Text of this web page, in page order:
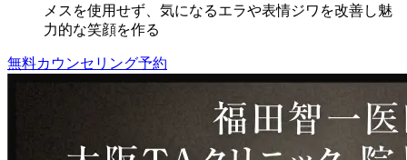
メスを使用せず、気になるエラや表情ジワを改善し魅
力的な笑顔を作る
無料カウンセリング予約